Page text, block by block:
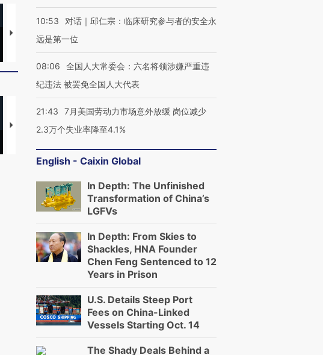
马航飞行员跨国走私7万
粒摇头丸 尿检体内含3种
育部长拱下台
飞地休达
【推广】走进第四届链博
会，让数智科技“链”接产
有意思的生活方式·第三对
住三大增长引擎是什么？
10:53
对话｜邱仁宗：临床研究参与者的安全永
远是第一位
08:06
全国人大常委会：六名将领涉嫌严重违
纪违法 被罢免全国人大代表
21:43
7月美国劳动力市场意外放缓 岗位减少
2.3万个失业率降至4.1%
English - Caixin Global
In Depth: The Unfinished
Transformation of China’s
LGFVs
In Depth: From Skies to
Shackles, HNA Founder
Chen Feng Sentenced to 12
Years in Prison
U.S. Details Steep Port
Fees on China-Linked
Vessels Starting Oct. 14
The Shady Deals Behind a